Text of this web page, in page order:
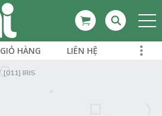
GIỎ HÀNG LIÊN HỆ
[011] IRIS